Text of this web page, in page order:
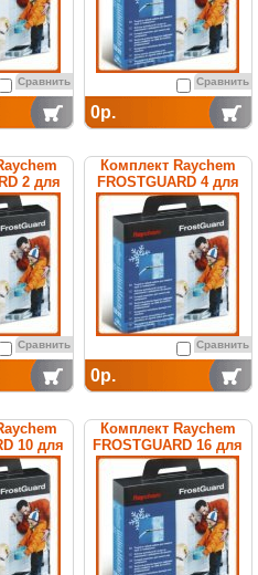
Сравнить Сравнить
0р.
2 для
труб
Сравнить
Комплект Raychem
FROSTGUARD 4 для
обогрева труб
Сравнить
0р.
10 для
труб
Комплект Raychem
FROSTGUARD 16 для
обогрева труб